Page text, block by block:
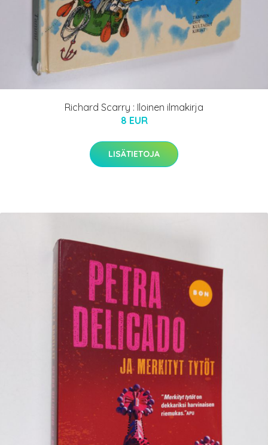
Richard Scarry : Iloinen ilmakirja
8 EUR
LISÄTIETOJA